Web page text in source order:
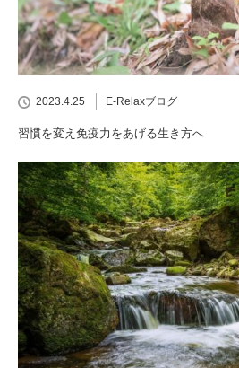
2023.4.25 E-Relaxブログ
習慣を変え免疫力をあげる生き方へ